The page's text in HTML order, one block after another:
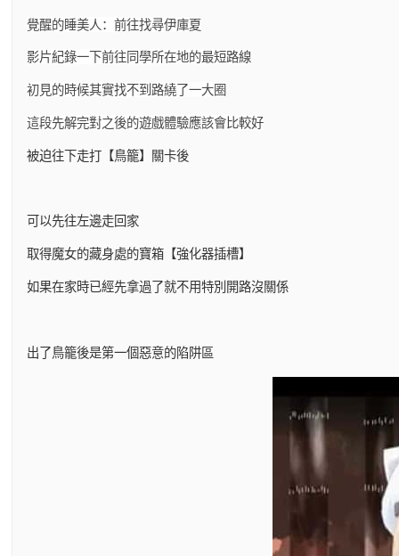
覺醒的睡美人：前往找尋伊庫夏
影片紀錄一下前往同學所在地的最短路線
初見的時候其實找不到路繞了一大圈
這段先解完對之後的遊戲體驗應該會比較好
被迫往下走打【鳥籠】關卡後
可以先往左邊走回家
取得魔女的藏身處的寶箱【強化器插槽】
如果在家時已經先拿過了就不用特別開路沒關係
出了鳥籠後是第一個惡意的陷阱區